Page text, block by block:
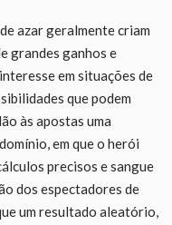
azar geralmente criam
grandes ganhos e
em situações de
que podem
às apostas uma
em que o herói
precisos e sangue
dos espectadores de
um resultado aleatório,